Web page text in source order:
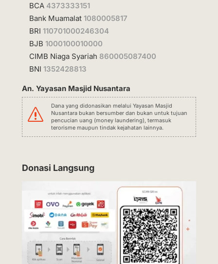
BCA 4373333151
Bank Muamalat 1080005817
BRI 110701000246304
BJB 1000100010000
CIMB Niaga Syariah 860005087400
BNI 1352428813
An. Yayasan Masjid Nusantara
s
Dana yang didonasikan melalui Yayasan Masjid
Nusantara bukan bersumber dan bukan untuk tujuan
pencucian uang (money laundering), termasuk
terorisme maupun tindak kejahatan lainnya.
Donasi Langsung